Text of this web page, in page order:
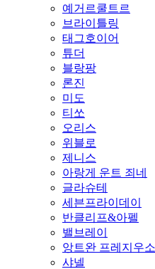
예거르쿨트르
브라이틀링
태그호이어
튜더
블랑팡
론진
미도
티쏘
오리스
위블로
제니스
아랑게 운트 죄네
글라슈테
세븐프라이데이
반클리프&아펠
밸브레이
앙트완 프레지우소
샤넬